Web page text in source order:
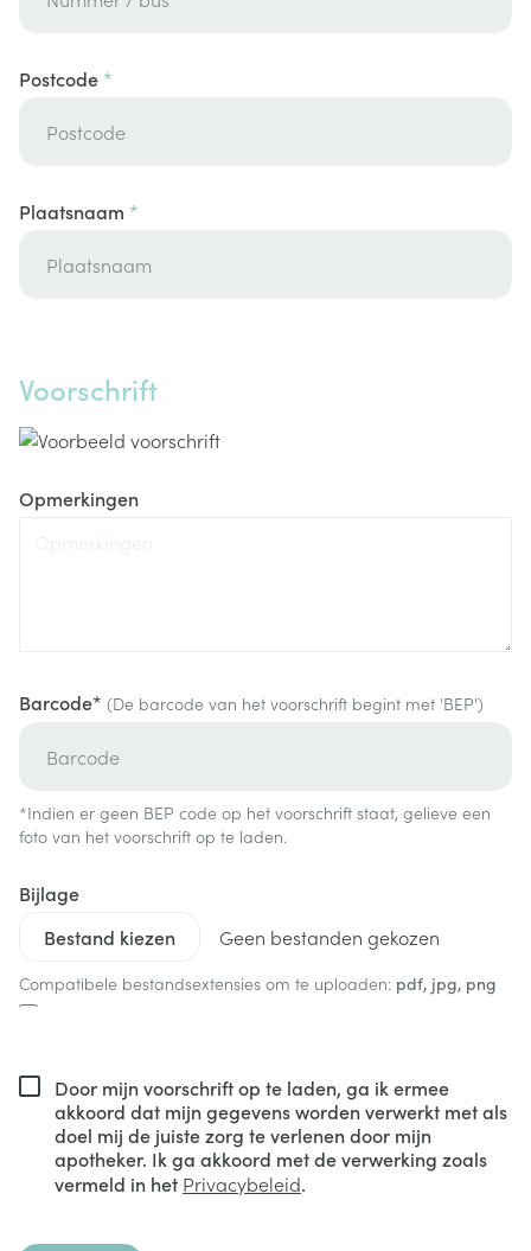
Postcode
Plaatsnaam
Voorschrift
Opmerkingen
Barcode* (De barcode van het voorschrift begint met 'BEP')
*Indien er geen BEP code op het voorschrift staat, gelieve een
foto van het voorschrift op te laden.
Bijlage
Geen bestanden gekozen
Compatibele bestandsextensies om te uploaden: pdf, jpg, png
Door mijn voorschrift op te laden, ga ik ermee
akkoord dat mijn gegevens worden verwerkt met als
doel mij de juiste zorg te verlenen door mijn
apotheker. Ik ga akkoord met de verwerking zoals
vermeld in het Privacybeleid.